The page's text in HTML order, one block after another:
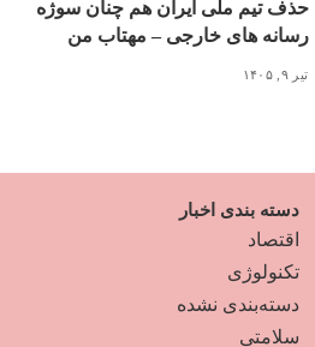
حذف تیم ملی ایران هم چنان سوژه
رسانه های خارجی – مهتاب من
تیر ۹, ۱۴۰۵
دسته بندی اخبار
اقتصاد
تکنولوژی
دسته‌بندی نشده
سلامتی